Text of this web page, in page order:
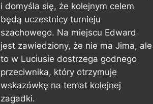
i domyśla się, że kolejnym celem
będą uczestnicy turnieju
szachowego. Na miejscu Edward
jest zawiedziony, że nie ma Jima, ale
to w Luciusie dostrzega godnego
przeciwnika, który otrzymuje
wskazówkę na temat kolejnej
zagadki.